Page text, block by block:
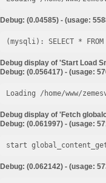
Debug: (0.04585) - (usage:
Debug display of 'Start Load
Debug: (0.056417) - (usage:
Loading /home/www/
Debug display of 'Fetch
Debug: (0.061997) - (usage:
start
Debug: (0.062142) - (usage: